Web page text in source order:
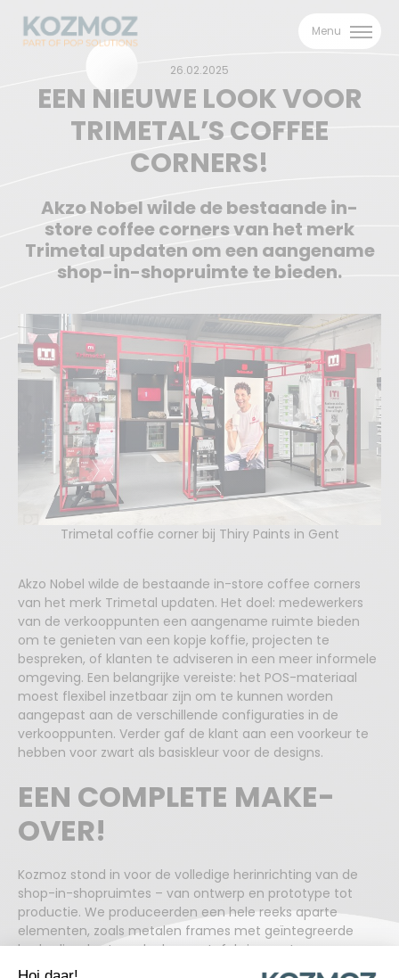
Menu
26.02.2025
EEN NIEUWE LOOK VOOR
TRIMETAL’S COFFEE
CORNERS!
Akzo Nobel wilde de bestaande in-
store coffee corners van het merk
Trimetal updaten om een aangename
shop-in-shopruimte te bieden.
Trimetal coffie corner bij Thiry Paints in Gent
Akzo Nobel wilde de bestaande in-store coffee corners
van het merk Trimetal updaten. Het doel: medewerkers
van de verkooppunten een aangename ruimte bieden
om te genieten van een kopje koffie, projecten te
bespreken, of klanten te adviseren in een meer informele
omgeving. Een belangrijke vereiste: het POS-materiaal
moest flexibel inzetbaar zijn om te kunnen worden
aangepast aan de verschillende configuraties in de
verkooppunten. Verder gaf de klant aan een voorkeur te
hebben voor zwart als basiskleur voor de designs.
EEN COMPLETE MAKE-
OVER!
Kozmoz stond in voor de volledige herinrichting van de
shop-in-shopruimtes – van ontwerp en prototype tot
productie. We produceerden een hele reeks aparte
elementen, zoals metalen frames met geïntegreerde
bedrading, kasten, planken en tafels in zwart
gemelamineerd mdf en nieuwe glazen vitrines.
DOWNLOAD ONZE
DIY BROCHURE
Download onze brochure en laat u inspireren
door onze DIY projecten!
Naam
Voornaam
E-mail
Telefoon
Bedrijfsnaam
Land
BELGIË
We verzamelen uw gegevens om uw aanvraag te
verwerken. We gebruiken uw e-mailadres ook
om u informatie te sturen over producten en
en diensten die u hebt aangevraagd. Als u
dergelijke mailings niet wilt ontvangen, vink dan
het vakje hieronder aan:
Ik maak er bezwaar tegen dat Kozmoz mij
aanbiedt die vergelijkbaar zijn met de
producten en services die ik al heb
aangevraagd.